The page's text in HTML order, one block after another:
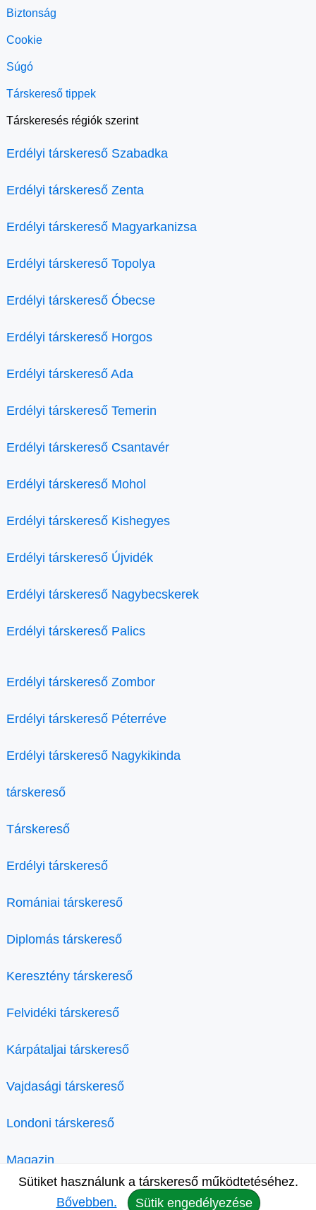
Biztonság
Cookie
Súgó
Társkereső tippek
Társkeresés régiók szerint
Erdélyi társkereső Szabadka
Erdélyi társkereső Zenta
Erdélyi társkereső Magyarkanizsa
Erdélyi társkereső Topolya
Erdélyi társkereső Óbecse
Erdélyi társkereső Horgos
Erdélyi társkereső Ada
Erdélyi társkereső Temerin
Erdélyi társkereső Csantavér
Erdélyi társkereső Mohol
Erdélyi társkereső Kishegyes
Erdélyi társkereső Újvidék
Erdélyi társkereső Nagybecskerek
Erdélyi társkereső Palics
Erdélyi társkereső Zombor
Erdélyi társkereső Péterréve
Erdélyi társkereső Nagykikinda
társkereső
Társkereső
Erdélyi társkereső
Romániai társkereső
Diplomás társkereső
Keresztény társkereső
Felvidéki társkereső
Kárpátaljai társkereső
Vajdasági társkereső
Londoni társkereső
Magazin
Sütiket használunk a társkereső működtetéséhez.
Bővebben.
Sütik engedélyezése